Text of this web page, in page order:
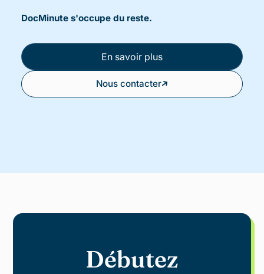
DocMinute s'occupe du reste.
En savoir plus
Nous contacter
Débutez